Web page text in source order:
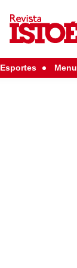
Esportes Menu